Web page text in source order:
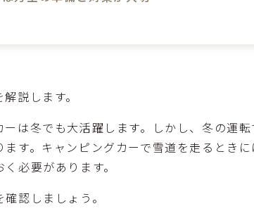
説します。
は冬でも大活躍します。しかし、冬の運
す。キャンピングカーで雪道を走るとき
必要があります。
認しましょう。